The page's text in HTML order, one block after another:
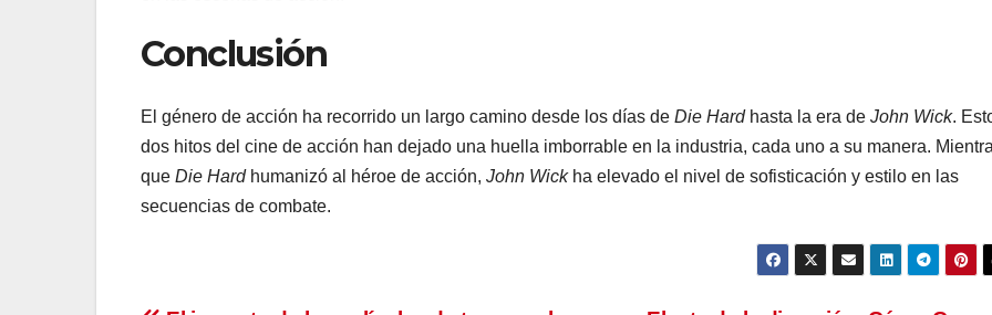
Conclusión
El género de acción ha recorrido un largo camino desde los días de Die Hardhasta la era de John Wick.
dos hitos del cine de acción han dejado una huella imborrable en la industria, cada uno a su manera.
que Die Hardhumanizó al héroe de acción, John Wickha elevado el nivel de sofisticación y estilo en las
secuencias de combate.